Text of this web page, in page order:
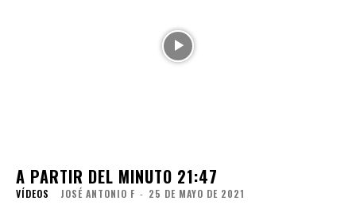
A PARTIR DEL MINUTO 21:47
VÍDEOS JOSÉ ANTONIO F - 25 DE MAYO DE 2021